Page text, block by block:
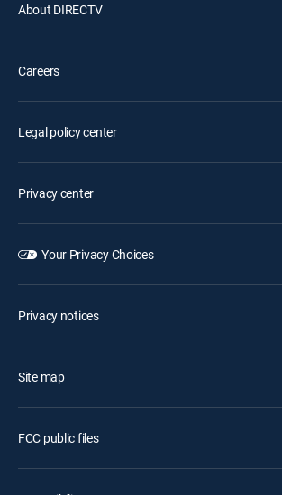
About DIRECTV
Careers
Legal policy center
Privacy center
Your Privacy Choices
Privacy notices
Site map
FCC public files